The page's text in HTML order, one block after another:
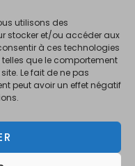
utilisons des
stocker et/ou accéder aux
à ces technologies
que le comportement
Le fait de ne pas
peut avoir un effet négatif
déconseillée aux femme
mineurs de moins de 18 ans.
avoir 18 ans révolus.